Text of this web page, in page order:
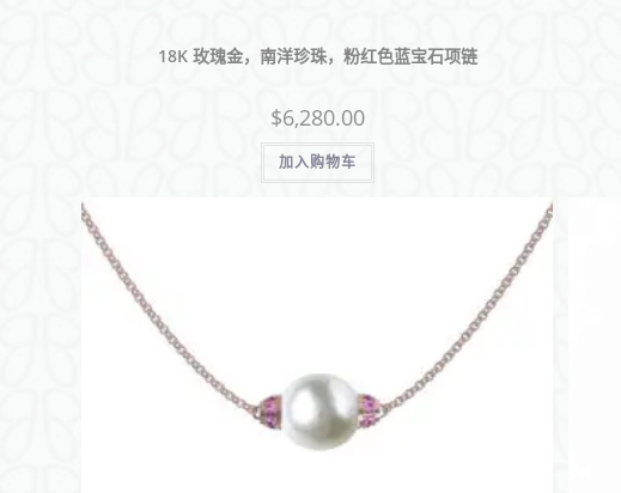
18K 玫瑰金，南洋珍珠，粉红色蓝宝石项链
$6,280.00
加入购物车